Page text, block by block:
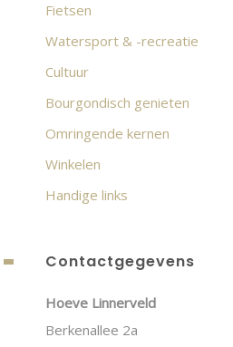
Fietsen
Watersport & -recreatie
Cultuur
Bourgondisch genieten
Omringende kernen
Winkelen
Handige links
Contactgegevens
Hoeve Linnerveld
Berkenallee 2a